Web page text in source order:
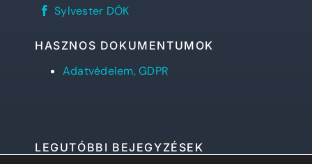
diáklapja
Sylvester
DÖK
oldala
Sylvester DÖK
HASZNOS DOKUMENTUMOK
Adatvédelem, GDPR
LEGUTÓBBI BEJEGYZÉSEK